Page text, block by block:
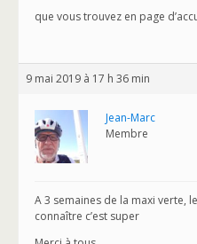
que vous trouvez en page
9 mai 2019 à 17 h 36 min
Jean-Marc
Membre
A 3 semaines de la maxi verte,
connaître c’est super